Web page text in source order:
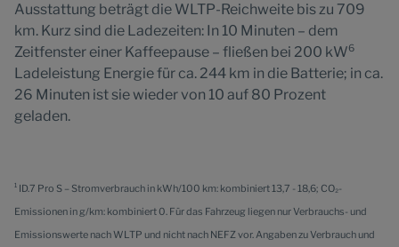
Ausstattung beträgt die WLTP-Reichweite bis zu 709
km. Kurz sind die Ladezeiten: In 10 Minuten – dem
Zeitfenster einer Kaffeepause – fließen bei 200 kW6
Ladeleistung Energie für ca. 244 km in die Batterie; in ca.
26 Minuten ist sie wieder von 10 auf 80 Prozent
geladen.
1 ID.7 Pro S – Stromverbrauch in kWh/100 km: kombiniert 13,7 - 18,6; CO₂-
Emissionen in g/km: kombiniert 0. Für das Fahrzeug liegen nur Verbrauchs- und
Emissionswerte nach WLTP und nicht nach NEFZ vor. Angaben zu Verbrauch und